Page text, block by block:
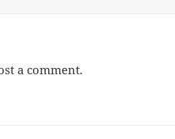
a comment.